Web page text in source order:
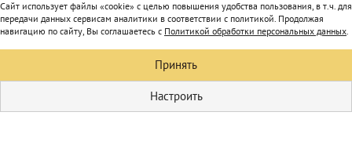
Сайт использует файлы «cookie» с целью повышения удобства пользования, в т.ч. для
передачи данных сервисам аналитики в соответствии с политикой. Продолжая
навигацию по сайту, Вы соглашаетесь с Политикой обработки персональных данных.
Принять
Настроить